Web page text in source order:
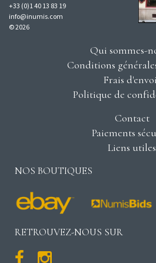
+33 (0)1 40 13 83 19
info@inumis.com
© 2026
Qui sommes-
Conditions
Frais
Politique de
Contact
Paiements
Liens utiles
NOS BOUTIQUES
RETROUVEZ-NOUS SUR